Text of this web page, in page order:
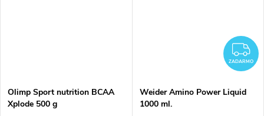
Olimp Sport nutrition BCAA
Xplode 500 g
ZADARMO
Weider Amino Power Liquid
1000 ml.